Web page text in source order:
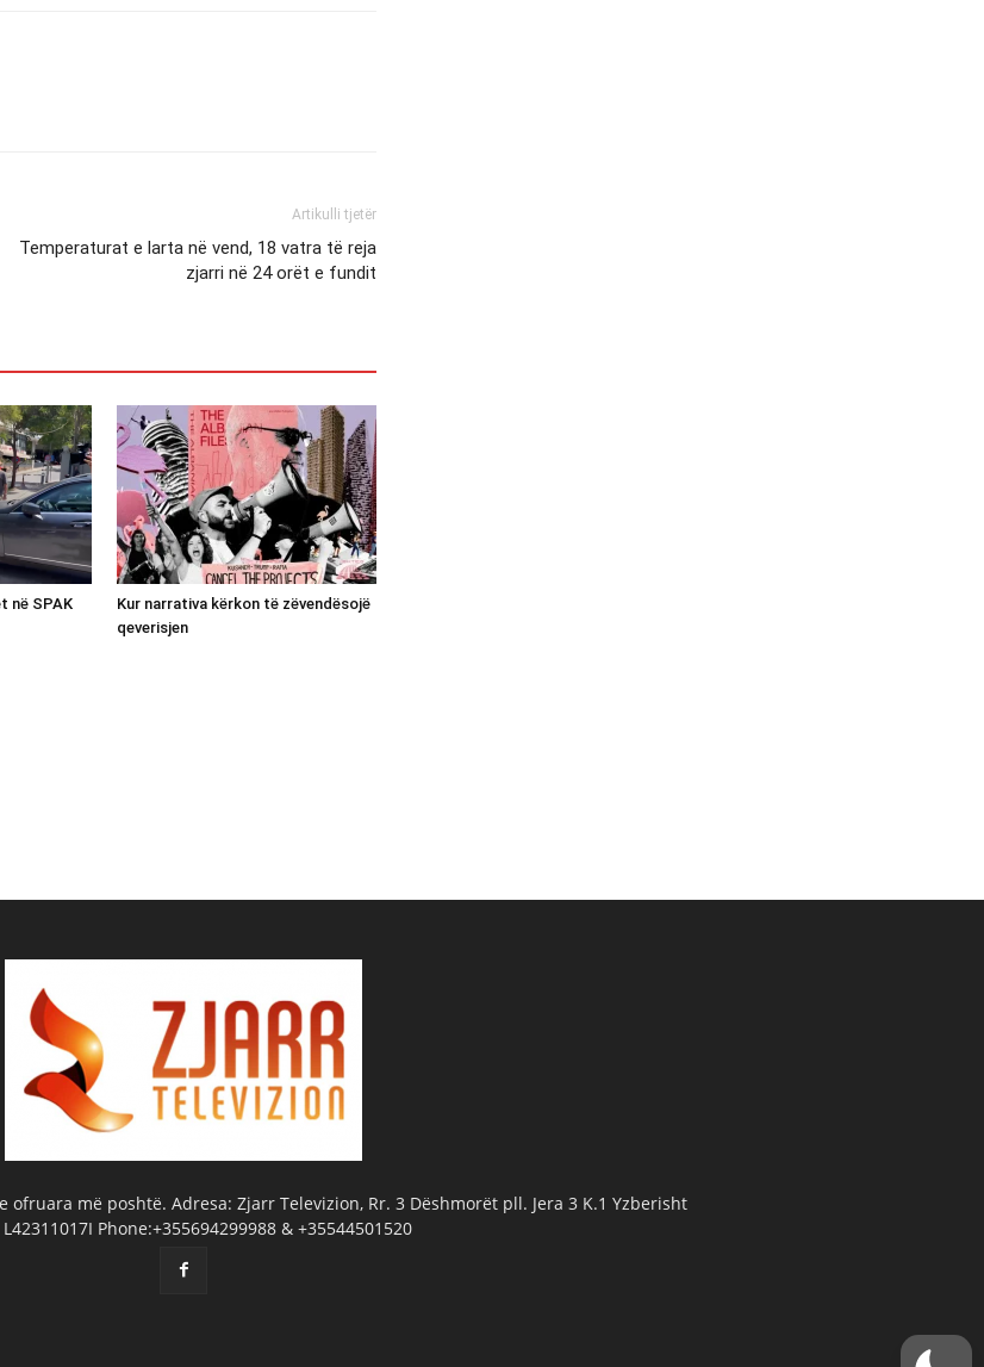
Artikulli tjetër
Temperaturat e larta në vend, 18 vatra të reja
zjarri në 24 orët e fundit
në SPAK
Kur narrativa kërkon të zëvendësojë
qeverisjen
më poshtë. Adresa: Zjarr Televizion, Rr. 3 Dëshmorët pll. Jera 3 K.1 Yzberisht
L42311017I Phone:+355694299988 & +35544501520